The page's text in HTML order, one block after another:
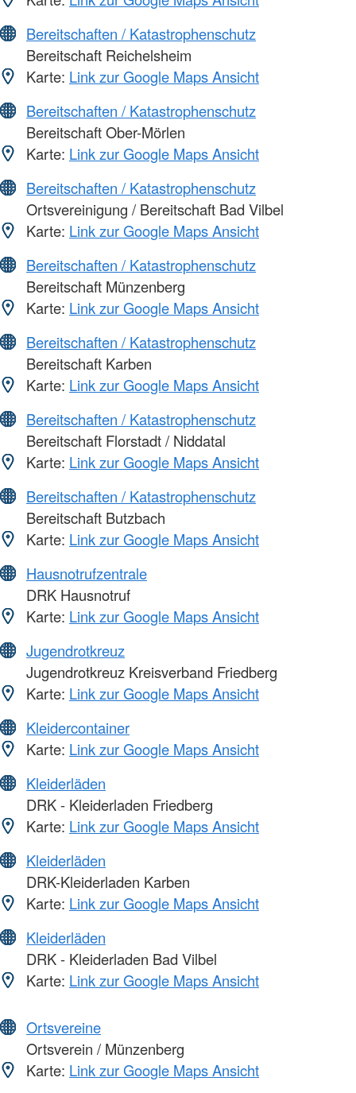
Bereitschaften / Katastrophenschutz
Bereitschaft Reichelsheim
Karte: Link zur Google Maps Ansicht
Bereitschaften / Katastrophenschutz
Bereitschaft Ober-Mörlen
Karte: Link zur Google Maps Ansicht
Bereitschaften / Katastrophenschutz
Ortsvereinigung / Bereitschaft Bad Vilbel
Karte: Link zur Google Maps Ansicht
Bereitschaften / Katastrophenschutz
Bereitschaft Münzenberg
Karte: Link zur Google Maps Ansicht
Bereitschaften / Katastrophenschutz
Bereitschaft Karben
Karte: Link zur Google Maps Ansicht
Bereitschaften / Katastrophenschutz
Bereitschaft Florstadt / Niddatal
Karte: Link zur Google Maps Ansicht
Bereitschaften / Katastrophenschutz
Bereitschaft Butzbach
Karte: Link zur Google Maps Ansicht
Hausnotrufzentrale
DRK Hausnotruf
Karte: Link zur Google Maps Ansicht
Jugendrotkreuz
Jugendrotkreuz Kreisverband Friedberg
Karte: Link zur Google Maps Ansicht
Kleidercontainer
Karte: Link zur Google Maps Ansicht
Kleiderläden
DRK - Kleiderladen Friedberg
Karte: Link zur Google Maps Ansicht
Kleiderläden
DRK-Kleiderladen Karben
Karte: Link zur Google Maps Ansicht
Kleiderläden
DRK - Kleiderladen Bad Vilbel
Karte: Link zur Google Maps Ansicht
Ortsvereine
Ortsverein / Münzenberg
Karte: Link zur Google Maps Ansicht